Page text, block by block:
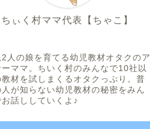
ちぃく村ママ代表【ちゃこ】
2人の娘を育てる幼児教材オタクのア
ーママ。ちいく村のみんなで10社以
教材を試しまくるオタクっぷり。普
人が知らない幼児教材の秘密をみん
お話ししていくよ♪